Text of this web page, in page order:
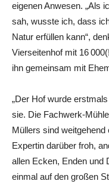
eigenen Anwesen. „Als
sah, wusste ich, dass
Natur erfüllen kann“,
Vierseitenhof mit 16
ihn gemeinsam mit
„Der Hof wurde
sie. Die Fachwerk-
Müllers sind
Expertin darüber froh,
allen Ecken, Enden und
einmal auf den großen